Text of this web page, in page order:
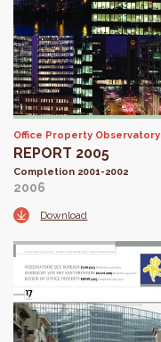
Office Property Observatory
REPORT 2005
Completion 2001-2002
2006
Download